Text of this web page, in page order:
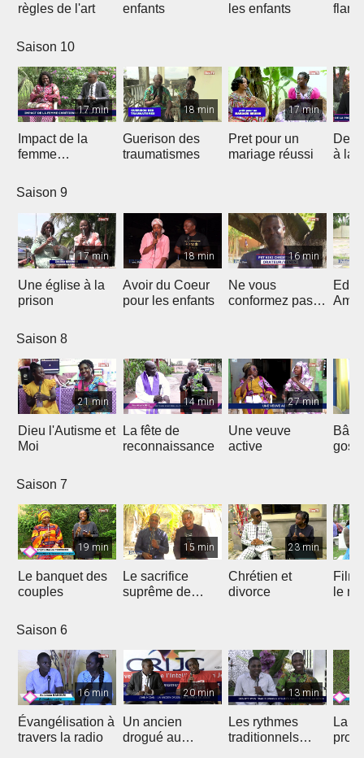
règles de l'art
enfants
les enfants
Saison 10
17 min
Impact de la
femme
sa Nation
18 min
Guerison des
traumatismes
17 min
Pret pour un
mariage réussi
De
à la
Saison 9
17 min
Une église à la
prison
18 min
Avoir du Coeur
pour les enfants
16 min
Ne vous
conformez pas
Saison 8
21 min
Dieu l'Autisme et
Moi
14 min
La fête de
reconnaissance
27 min
Une veuve
active
Bâtir
Saison 7
19 min
Le banquet des
couples
15 min
Le sacrifice
suprême de
23 min
Chrétien et
divorce
Film
le
Saison 6
16 min
Évangélisation à
travers la radio
20 min
Un ancien
drogué au
13 min
Les rythmes
traditionnels
La